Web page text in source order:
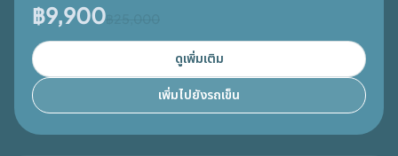
฿9,900
ดูเพิ่มเติม
เพิ่มไปยังรถเข็น